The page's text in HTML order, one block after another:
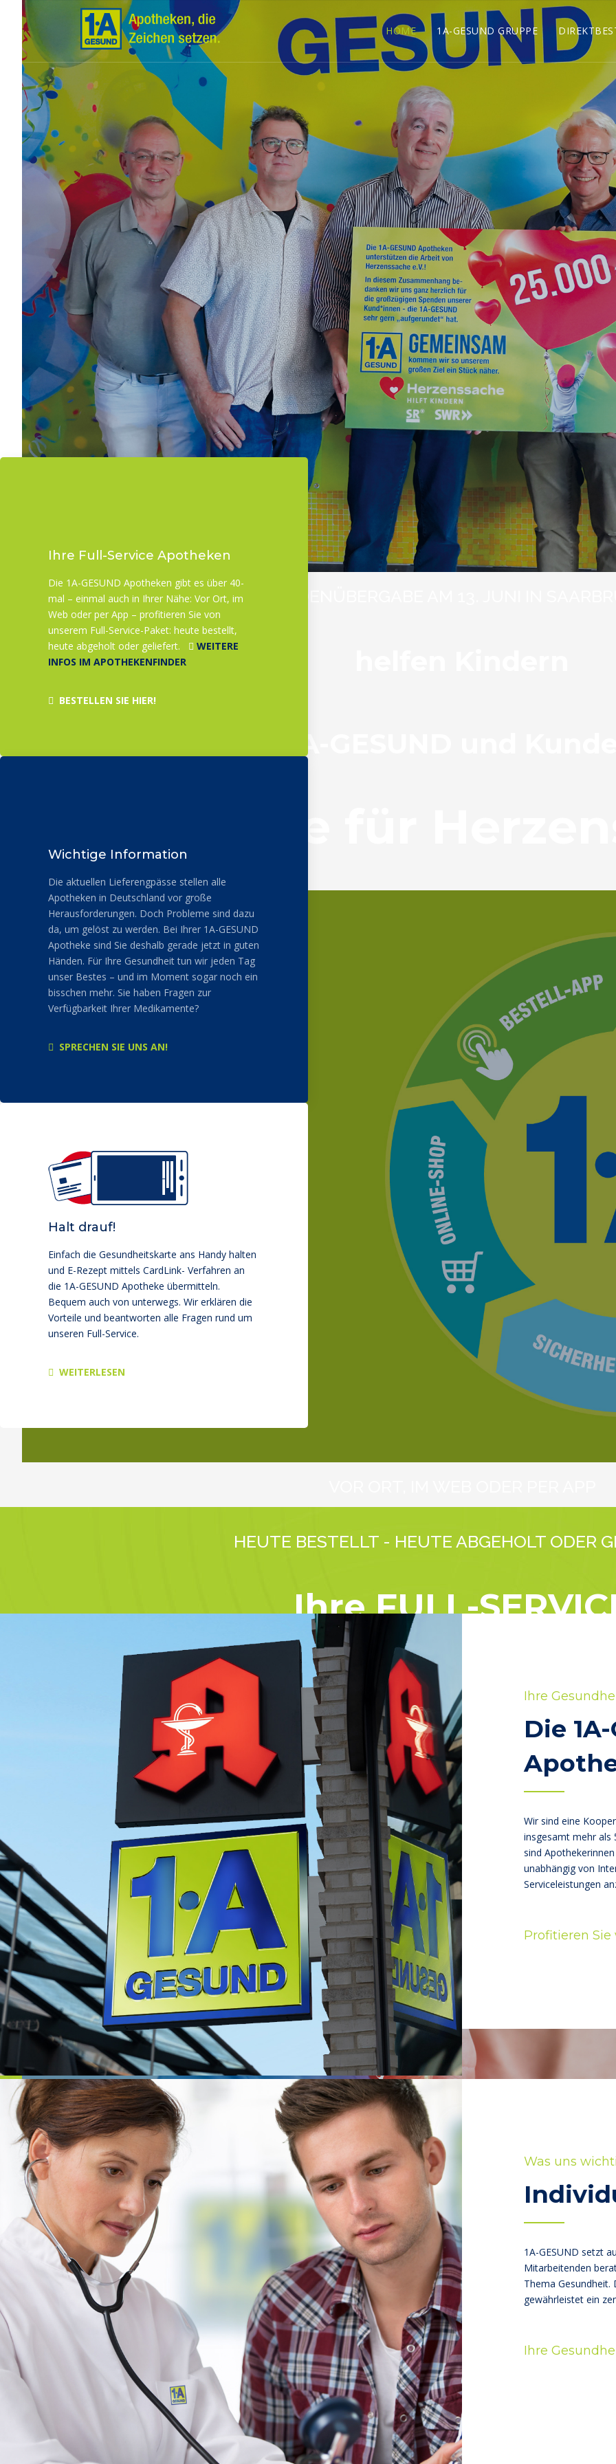
HOME 1A-GESUND GRUPPE
WEITERLESEN
HEUTE BESTELLT - HEUTE ABGEHOLT ODER
Ihre FULL-
Apotheken
BERATUNG GIBT‘S BEI 1A-GESUND!
So bleiben die
Ihre Full-Service Apotheken
Die 1A-GESUND Apotheken gibt es über 40-
mal – einmal auch in Ihrer Nähe: Vor Ort, im
Web oder per App – profitieren Sie von
unserem Full-Service-Paket: heute bestellt,
heute abgeholt oder geliefert.
WEITERE
INFOS IM APOTHEKENFINDER
BESTELLEN SIE HIER!
Wichtige Information
Die aktuellen Lieferengpässe stellen alle
Apotheken in Deutschland vor große
Herausforderungen. Doch Probleme sind dazu
da, um gelöst zu werden. Bei Ihrer 1A-GESUND
Apotheke sind Sie deshalb gerade jetzt in guten
Händen. Für Ihre Gesundheit tun wir jeden Tag
unser Bestes – und im Moment sogar noch ein
bisschen mehr. Sie haben Fragen zur
Verfügbarkeit Ihrer Medikamente?
SPRECHEN SIE UNS AN!
Halt drauf!
Einfach die Gesundheitskarte ans Handy halten
und E-Rezept mittels CardLink- Verfahren an
die 1A-GESUND Apotheke übermitteln.
Bequem auch von unterwegs. Wir er­klä­ren die
Vorteile und beantworten alle Fragen rund um
unseren Full-Service.
WEITERLESEN
Ihre
Die
Wir sind eine
insgesamt mehr als
sind
unabhängig von
Serviceleistungen
Profitieren Sie
Was uns
1A-GESUND setzt
Mitarbeitenden
Thema Gesundheit.
gewährleistet ein
Ihre